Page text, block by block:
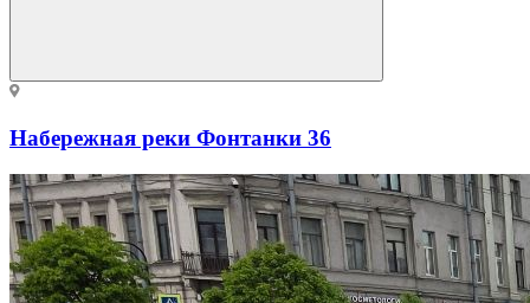
Набережная реки Фонтанки 36